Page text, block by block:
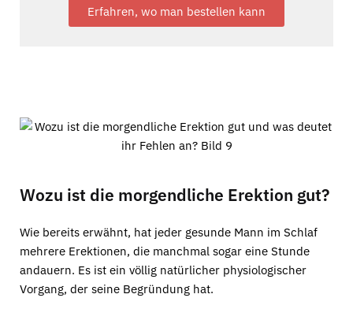
Erfahren, wo man bestellen kann
Wozu ist die morgendliche Erektion gut?
Wie bereits erwähnt, hat jeder gesunde Mann im Schlaf
mehrere Erektionen, die manchmal sogar eine Stunde
andauern. Es ist ein völlig natürlicher physiologischer
Vorgang, der seine Begründung hat.